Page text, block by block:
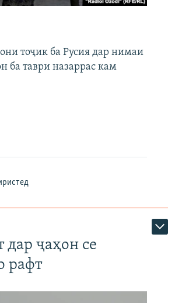
тоҷик ба Русия дар нимаи
ба таври назаррас кам
ҷаҳон се
рафт